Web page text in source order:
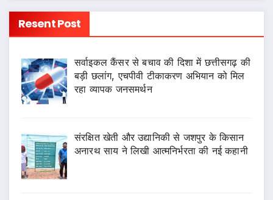
Resent Post
सर्वाइकल कैंसर से बचाव की दिशा में छत्तीसगढ़ की
बड़ी छलांग, एचपीवी टीकाकरण अभियान को मिल
रहा व्यापक जनसमर्थन
संरक्षित खेती और उद्यानिकी से जशपुर के किसान
अनारथ साय ने लिखी आत्मनिर्भरता की नई कहानी